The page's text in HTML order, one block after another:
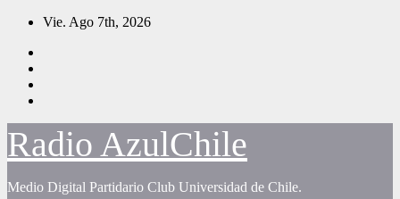
Saltar
contenido
Vie. Ago 7th, 2026
Radio AzulChile
Medio Digital Partidario Club Universidad de Chile.